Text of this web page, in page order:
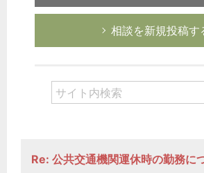
相談を新規投稿す
Re: 公共交通機関運休時の勤務に